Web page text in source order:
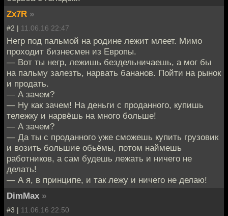
Zx7R »
#2 | 11.06.16 22:47
Негр под пальмой на родине лежит млеет. Мимо
проходит бизнесмен из Европы.
— Вот ты негр, лежишь бездельничаешь, а мог бы
на пальму залезть, нарвать бананов. Пойти на рынок
и продать.
— А зачем?
— Ну как зачем! На деньги с проданного, купишь
тележку и нарвёшь на много больше!
— А зачем?
— Да ты с проданного уже сможешь купить грузовик
и возить большие обьёмы, потом наймешь
работников, а сам будешь лежать и ничего не
делать!
— А я, в принципе, и так лежу и ничего не делаю!
DimMax »
#3 | 11.06.16 22:50